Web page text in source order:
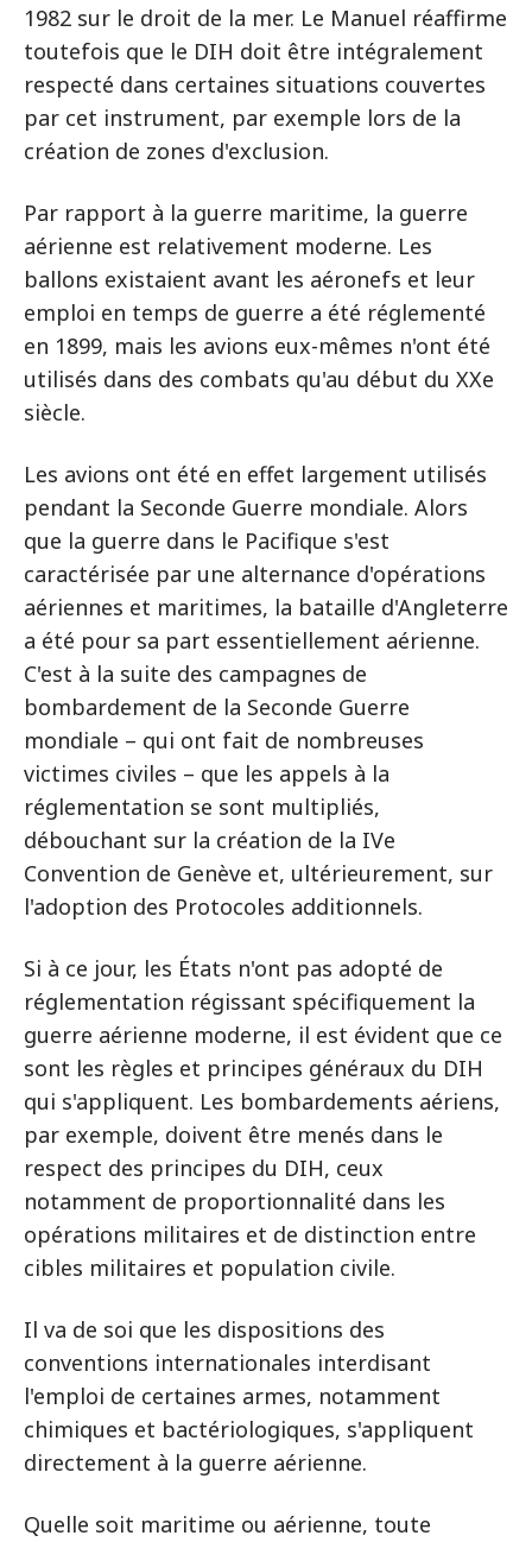
1982 sur le droit de la mer. Le Manuel réaffirme
toutefois que le DIH doit être intégralement
respecté dans certaines situations couvertes
par cet instrument, par exemple lors de la
création de zones d'exclusion.
Par rapport à la guerre maritime, la guerre
aérienne est relativement moderne. Les
ballons existaient avant les aéronefs et leur
emploi en temps de guerre a été réglementé
en 1899, mais les avions eux-mêmes n'ont été
utilisés dans des combats qu'au début du XXe
siècle.
Les avions ont été en effet largement utilisés
pendant la Seconde Guerre mondiale. Alors
que la guerre dans le Pacifique s'est
caractérisée par une alternance d'opérations
aériennes et maritimes, la bataille d'Angleterre
a été pour sa part essentiellement aérienne.
C'est à la suite des campagnes de
bombardement de la Seconde Guerre
mondiale – qui ont fait de nombreuses
victimes civiles – que les appels à la
réglementation se sont multipliés,
débouchant sur la création de la IVe
Convention de Genève et, ultérieurement, sur
l'adoption des Protocoles additionnels.
Si à ce jour, les États n'ont pas adopté de
réglementation régissant spécifiquement la
guerre aérienne moderne, il est évident que ce
sont les règles et principes généraux du DIH
qui s'appliquent. Les bombardements aériens,
par exemple, doivent être menés dans le
respect des principes du DIH, ceux
notamment de proportionnalité dans les
opérations militaires et de distinction entre
cibles militaires et population civile.
Il va de soi que les dispositions des
conventions internationales interdisant
l'emploi de certaines armes, notamment
chimiques et bactériologiques, s'appliquent
directement à la guerre aérienne.
Quelle soit maritime ou aérienne, toute